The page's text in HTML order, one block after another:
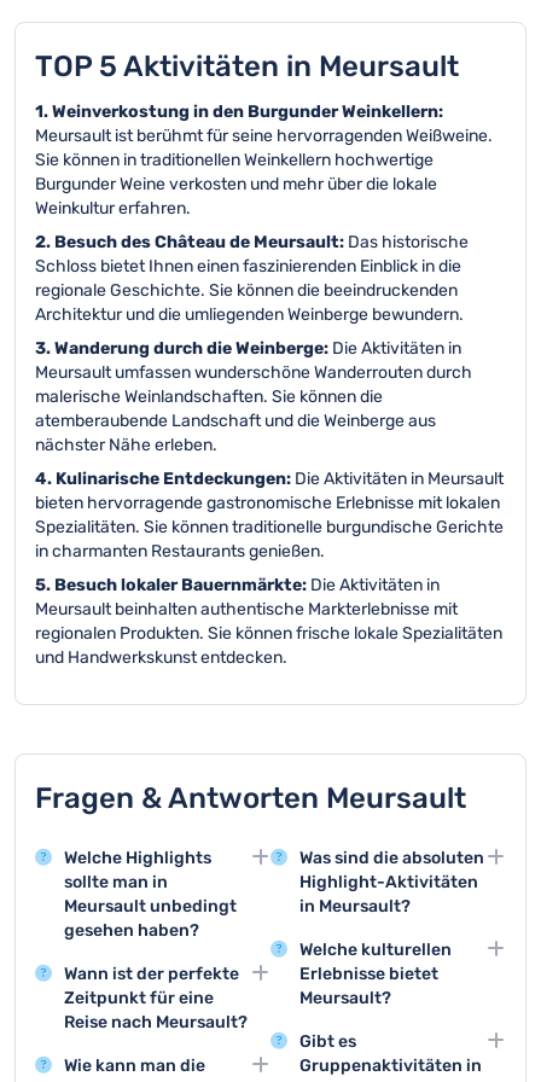
TOP 5 Aktivitäten in Meursault
1. Weinverkostung in den Burgunder Weinkellern:
Meursault ist berühmt für seine hervorragenden Weißweine.
Sie können in traditionellen Weinkellern hochwertige
Burgunder Weine verkosten und mehr über die lokale
Weinkultur erfahren.
2. Besuch des Château de Meursault: Das historische
Schloss bietet Ihnen einen faszinierenden Einblick in die
regionale Geschichte. Sie können die beeindruckenden
Architektur und die umliegenden Weinberge bewundern.
3. Wanderung durch die Weinberge: Die Aktivitäten in
Meursault umfassen wunderschöne Wanderrouten durch
malerische Weinlandschaften. Sie können die
atemberaubende Landschaft und die Weinberge aus
nächster Nähe erleben.
4. Kulinarische Entdeckungen: Die Aktivitäten in Meursault
bieten hervorragende gastronomische Erlebnisse mit lokalen
Spezialitäten. Sie können traditionelle burgundische Gerichte
in charmanten Restaurants genießen.
5. Besuch lokaler Bauernmärkte: Die Aktivitäten in
Meursault beinhalten authentische Markterlebnisse mit
regionalen Produkten. Sie können frische lokale Spezialitäten
und Handwerkskunst entdecken.
Fragen & Antworten Meursault
Welche Highlights
sollte man in
Meursault unbedingt
gesehen haben?
Meursault bietet mit
seinen historischen
Weinkellern und der
Burgunderarchitektur
Wann ist der perfekte
Zeitpunkt für eine
Reise nach Meursault?
Die beste Reisezeit für
Wie kann man die
Was sind die absoluten
Highlight-Aktivitäten
in Meursault?
Die Top 3 Aktivitäten
sind Weinverkostungen
im Château de
Wanderungen durch die
Weinberge und
Welche kulturellen
Erlebnisse bietet
Meursault?
Meursault bietet
kulturelle Highlights wie
Gibt es
Gruppenaktivitäten in